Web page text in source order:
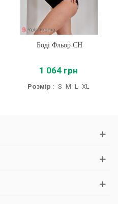
Боді Фльор CH
1 064 грн
Розмір : S M L XL